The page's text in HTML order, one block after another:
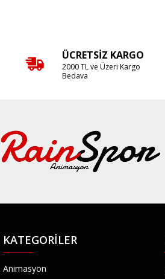
ÜCRETSIZ KARGO
2000 TL ve Üzeri Kargo
Bedava
KATEGORILER
Animasyon